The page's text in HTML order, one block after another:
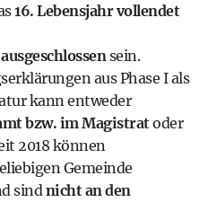
16. Lebensjahr vollendet
sein.
aus Phase I als
kann entweder
bzw. im Magistratoder
2018 können
Gemeinde
sind nicht an den